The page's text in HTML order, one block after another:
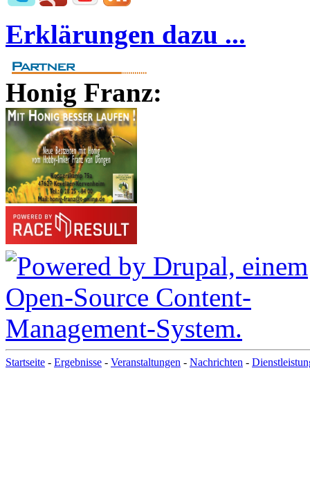
Erklärungen dazu ...
Honig Franz:
Startseite - Ergebnisse - Veranstaltungen - Nachrichten -